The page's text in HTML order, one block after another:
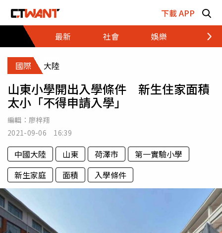
下載 APP
最新
社會 娛樂 財經
國際 大陸
山東小學開出入學條件 新生住家面積
太小「不得申請入學」
編輯： 廖梓翔
2021-09-06 16:39
中國大陸 山東 荷澤市
第一實驗小學
新生家庭
面積 入學條件